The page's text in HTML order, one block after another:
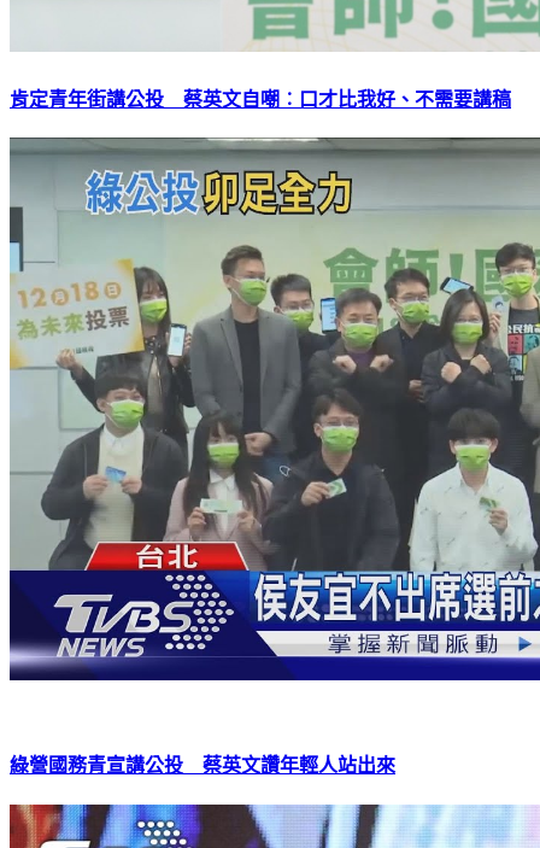
肯定青年街講公投 蔡英文自嘲︰口才比我好、不需要講稿
綠營國務青宣講公投 蔡英文讚年輕人站出來